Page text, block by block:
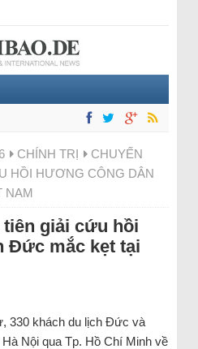
6 CHÍNH TRỊ
CHUYẾN
HỒI HƯƠNG CÔNG DÂN
NAM
tiên giải cứu hồi
Đức mắc kẹt tại
330 khách du lịch Đức và
Nội qua Tp. Hồ Chí Minh về